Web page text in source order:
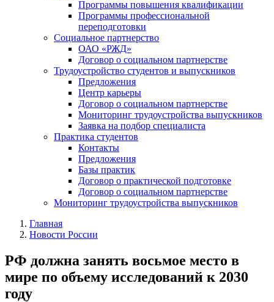
Программы повышения квалификации
Программы профессиональной
переподготовки
Социальное партнерство
ОАО «РЖД»
Договор о социальном партнерстве
Трудоустройство студентов и выпускников
Предложения
Центр карьеры
Договор о социальном партнерстве
Мониторинг трудоустройства выпускников
Заявка на подбор специалиста
Практика студентов
Контакты
Предложения
Базы практик
Договор о практической подготовке
Договор о социальном партнерстве
Мониторинг трудоустройства выпускников
Главная
Новости России
РФ должна занять восьмое место в
мире по объему исследований к 2030
году